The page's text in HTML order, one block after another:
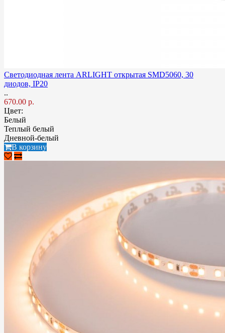
Светодиодная лента ARLIGHT открытая SMD5060, 30
диодов, IP20
..
670.00 р.
Цвет:
Белый
Теплый белый
Дневной-белый
В корзину